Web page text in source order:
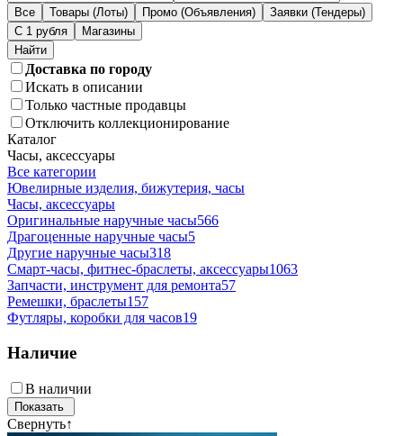
Все Товары (Лоты) Промо (Объявления)
Заявки (Тендеры)
С 1 рубля
Магазины
Доставка по городу
Искать в описании
Только частные продавцы
Отключить коллекционирование
Каталог
Часы, аксессуары
Все категории
Ювелирные изделия, бижутерия, часы
Часы, аксессуары
Оригинальные наручные часы566
Драгоценные наручные часы5
Другие наручные часы318
Смарт-часы, фитнес-браслеты, аксессуары1063
Запчасти, инструмент для ремонта57
Ремешки, браслеты157
Футляры, коробки для часов19
Наличие
В наличии
Свернуть↑